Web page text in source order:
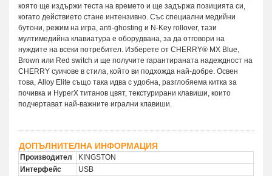
която ще издържи теста на времето и ще задържа позицията си,
когато действието стане интензивно. Със специални медийни
бутони, режим на игра, anti-ghosting и N-Key rollover, тази
мултимедийна клавиатура е оборудвана, за да отговори на
нуждите на всеки потребител. Изберете от CHERRY® MX Blue,
Brown или Red switch и ще получите гарантираната надеждност на
CHERRY суичове в стила, който ви подхожда най-добре. Освен
това, Alloy Elite също така идва с удобна, разглобяема китка за
почивка и HyperX титанов цвят, текстурирани клавиши, които
подчертават най-важните игрални клавиши.
ДОПЪЛНИТЕЛНА ИНФОРМАЦИЯ
Производител
KINGSTON
Интерфейс
USB